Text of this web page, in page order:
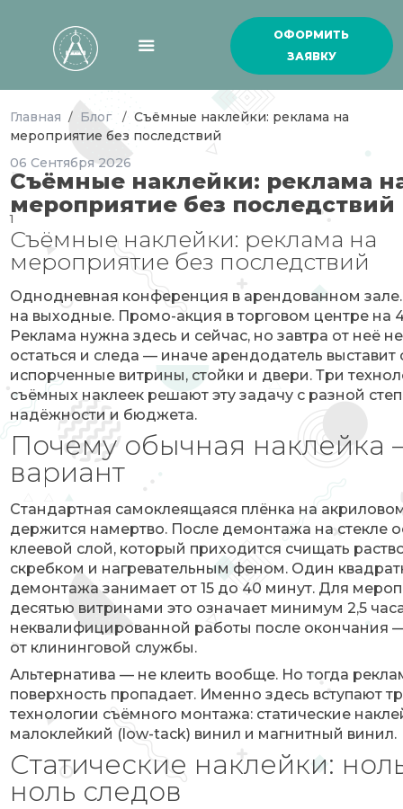
ОФОРМИТЬ
ЗАЯВКУ
Главная / Блог / Съёмные наклейки: реклама на
мероприятие без последствий
06 Сентября2026
Съёмные наклейки: реклама
мероприятие без последствий
1
Съёмные наклейки: реклама на
мероприятие без последствий
Однодневная конференция в арендованном зале.
на выходные. Промо-акция в торговом центре на
Реклама нужна здесь и сейчас, но завтра от неё
остаться и следа — иначе арендодатель выставит
испорченные витрины, стойки и двери. Три
съёмных наклеек решают эту задачу с разной
надёжности и бюджета.
Почему обычная наклейка
вариант
Стандартная самоклеящаяся плёнка на
держится намертво. После демонтажа на стекле
клеевой слой, который приходится счищать
скребком и нагревательным феном. Один
демонтажа занимает от 15 до 40 минут. Для
десятью витринами это означает минимум 2,5
неквалифицированной работы после окончания
от клининговой службы.
Альтернатива — не клеить вообще. Но тогда
поверхность пропадает. Именно здесь вступают
технологии съёмного монтажа: статические
малоклейкий (low-tack) винил и магнитный винил.
Статические наклейки:
ноль следов